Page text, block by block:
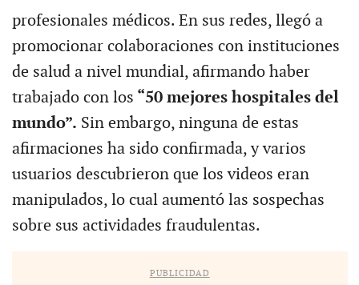
profesionales médicos. En sus redes, llegó a
promocionar colaboraciones con instituciones
de salud a nivel mundial, afirmando haber
trabajado con los “50 mejores hospitales del
mundo”. Sin embargo, ninguna de estas
afirmaciones ha sido confirmada, y varios
usuarios descubrieron que los videos eran
manipulados, lo cual aumentó las sospechas
sobre sus actividades fraudulentas.
PUBLICIDAD